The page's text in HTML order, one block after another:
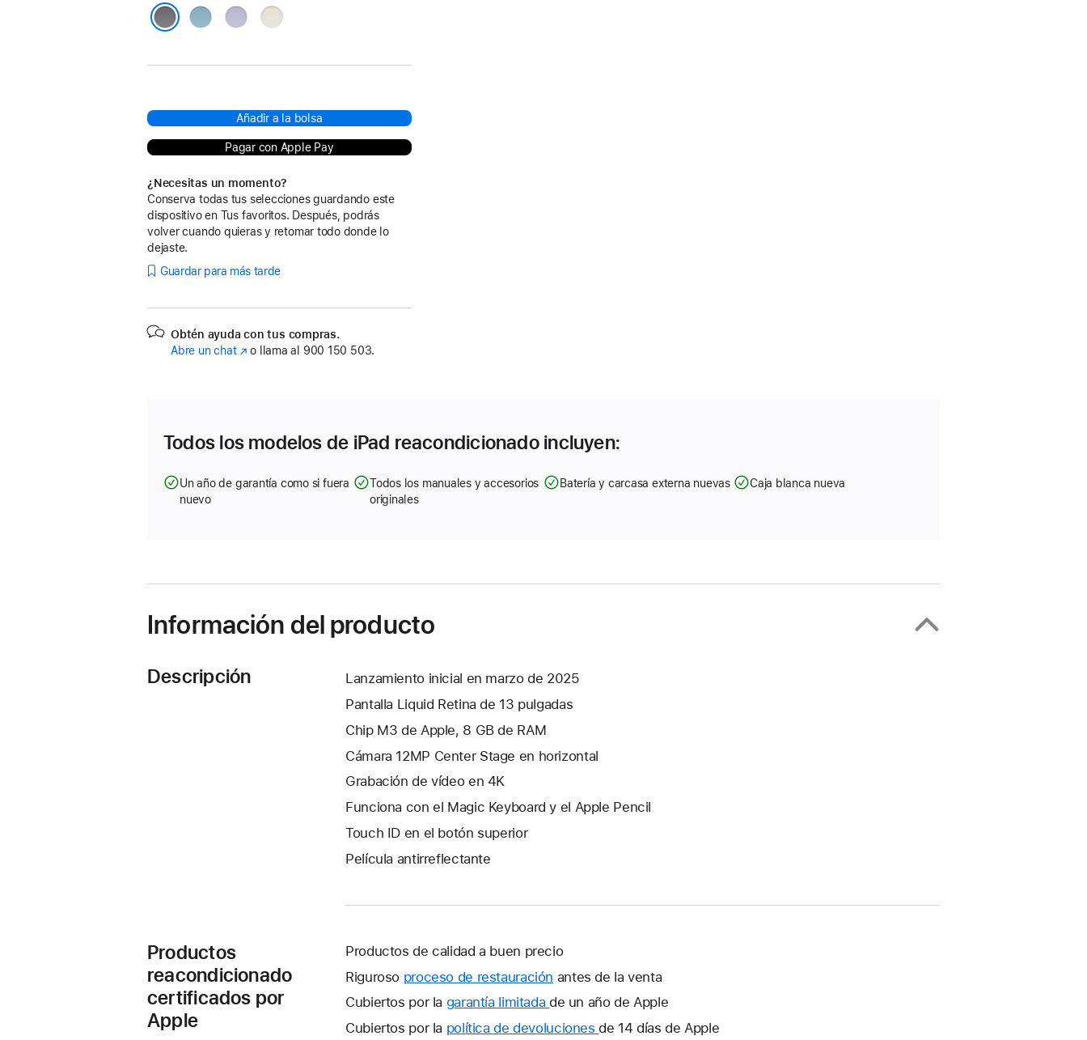
Azul PúrpuraBlanco
Añadir a la bolsa
Pagar con Apple Pay
¿Necesitas un momento?
Conserva todas tus selecciones guardando este
dispositivo en Tus favoritos. Después, podrás
volver cuando quieras y retomar todo donde lo
dejaste.
Guardar para más tarde
Obtén ayuda con tus compras.
Abre un chat(Seo llama al 900 150 503.
Todos los modelos de iPad reacondicionado incluyen:
Un año de garantía como si fuera
nuevo
Todos los manuales y accesorios
originales
Batería y carcasa externa nuevas Caja blanca nueva
Información del producto
Descripción
Lanzamiento inicial en marzo de 2025
Pantalla Liquid Retina de 13 pulgadas
Chip M3 de Apple, 8 GB de RAM
Cámara 12MP Center Stage en horizontal
Grabación de vídeo en 4K
Funciona con el Magic Keyboard y el Apple Pencil
Touch ID en el botón superior
Película antirreflectante
Productos
reacondicionado
certificados por
Apple
Productos de calidad a buen precio
Riguroso proceso de restauración antes de la venta
Cubiertos por la garantía limitada Se
abrirá
de un año de Apple
Cubiertos por la política de devoluciones Se
de 14 días de Apple